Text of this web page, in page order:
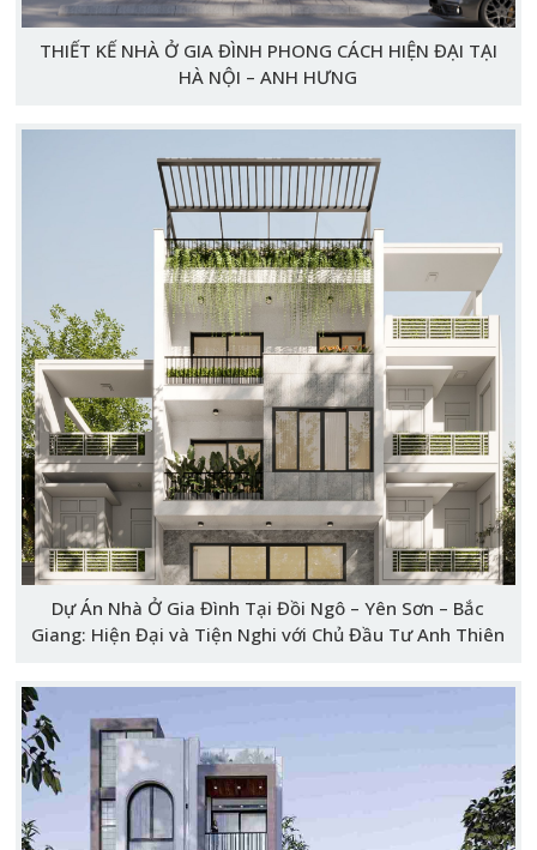
THIẾT KẾ NHÀ Ở GIA ĐÌNH PHONG CÁCH HIỆN ĐẠI TẠI
HÀ NỘI – ANH HƯNG
Dự Án Nhà Ở Gia Đình Tại Đồi Ngô – Yên Sơn – Bắc
Giang: Hiện Đại và Tiện Nghi với Chủ Đầu Tư Anh Thiên